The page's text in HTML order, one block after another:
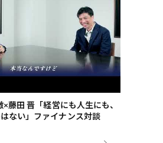
×藤田 晋「経営にも人生にも、
ない」ファイナンス対談